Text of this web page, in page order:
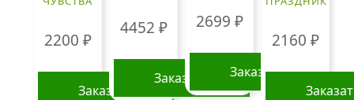
выбрать
странице
товара.
на
2200 ₽
Заказать
4452 ₽
Заказать
2699 ₽
Заказать
2160 ₽